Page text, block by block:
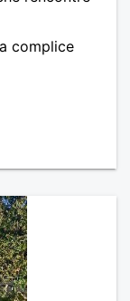
complice